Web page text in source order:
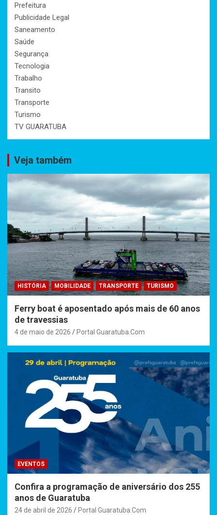
Prefeitura
Publicidade Legal
Saneamento
Saúde
Segurança
Tecnologia
Trabalho
Transito
Transporte
Turismo
TV GUARATUBA
Veja também
HISTÓRIA MOBILIDADE TRANSPORTE TURISMO
Ferry boat é aposentado após mais de 60 anos
de travessias
4 de maio de 2026 Portal Guaratuba.Com
EVENTOS
Confira a programação de aniversário dos 255
anos de Guaratuba
24 de abril de 2026 Portal Guaratuba.Com